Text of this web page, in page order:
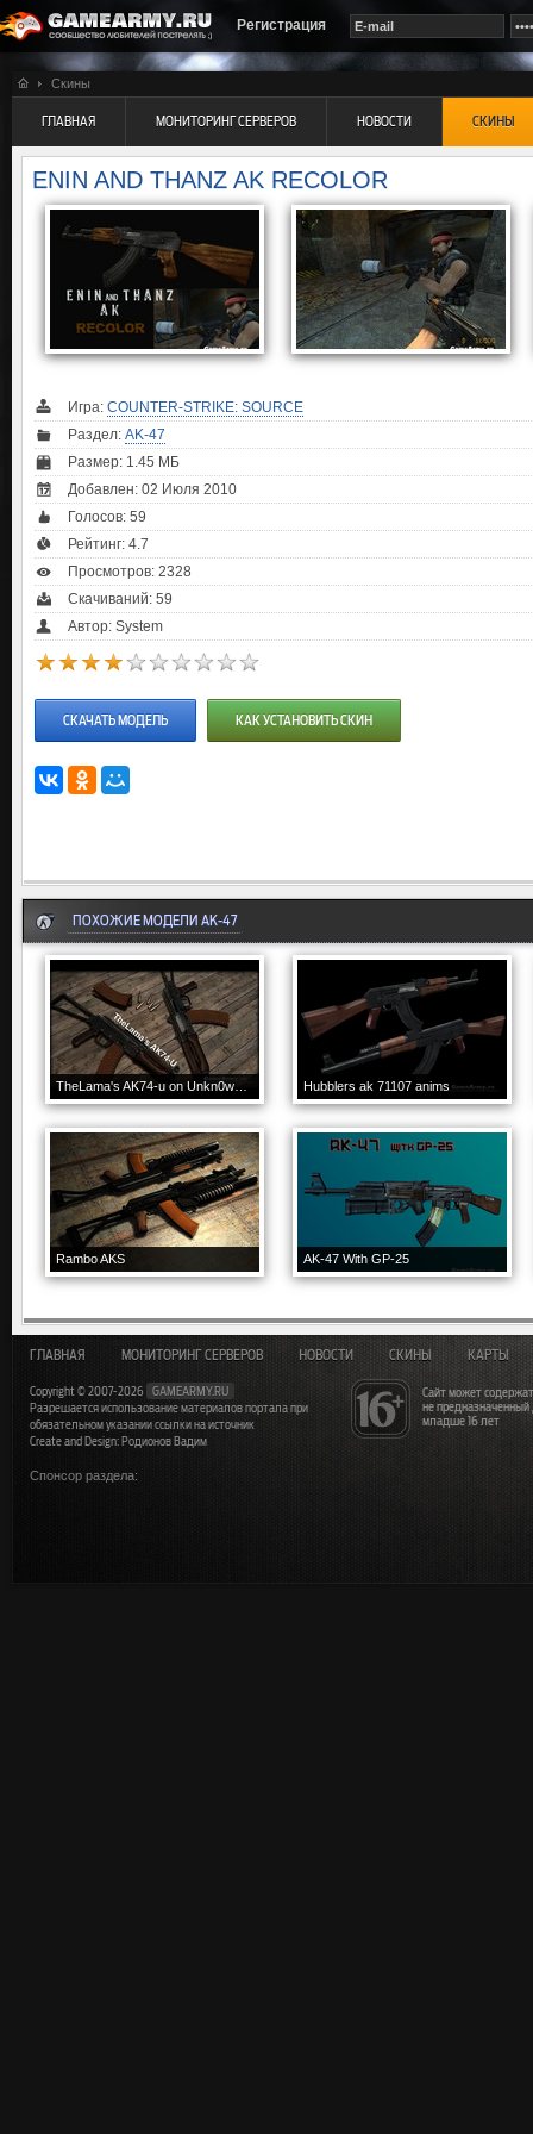
Регистрация
Скины
ГЛАВНАЯ МОНИТОРИНГ СЕРВЕРОВ НОВОСТИ СКИНЫ
ENIN AND THANZ AK RECOLOR
Игра: COUNTER-STRIKE: SOURCE
Раздел: AK-47
Размер: 1.45 МБ
Добавлен: 02 Июля 2010
Голосов: 59
Рейтинг: 4.7
Просмотров: 2328
Скачиваний: 59
Автор: System
СКАЧАТЬ МОДЕЛЬ КАК УСТАНОВИТЬ СКИН
ПОХОЖИЕ МОДЕЛИ AK-47
TheLama's AK74-u on Unkn0wn's Animations Hubblers ak 71107 anims
Rambo AKS AK-47 With GP-25
Сайт может
не
младше 16 лет
ГЛАВНАЯ МОНИТОРИНГ СЕРВЕРОВ НОВОСТИ СКИНЫ КАРТЫ
Copyright © 2007-2026
GAMEARMY.RU
Разрешается использование материалов портала при
обязательном указании ссылки на источник
Create and Design: Родионов Вадим
Спонсор раздела: